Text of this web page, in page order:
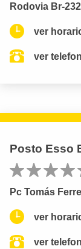
Rodovia Br-
ver
ver
Posto Esso
Pc Tomás
ver
ver